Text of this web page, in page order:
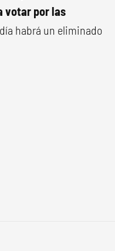
votar por las
habrá un eliminado